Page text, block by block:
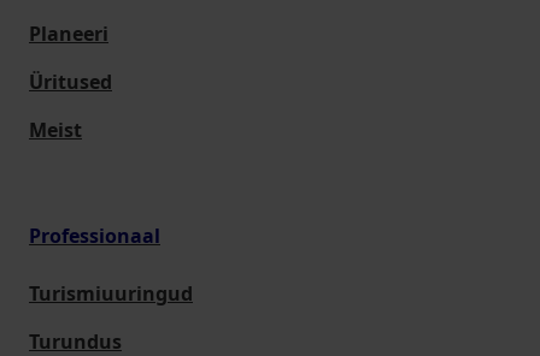
Planeeri
Üritused
Meist
Professionaal
Turismiuuringud
Turundus